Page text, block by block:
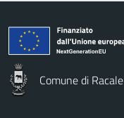
Comune di Racale